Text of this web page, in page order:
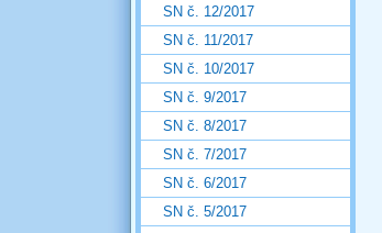
SN č. 12/2017
SN č. 11/2017
SN č. 10/2017
SN č. 9/2017
SN č. 8/2017
SN č. 7/2017
SN č. 6/2017
SN č. 5/2017